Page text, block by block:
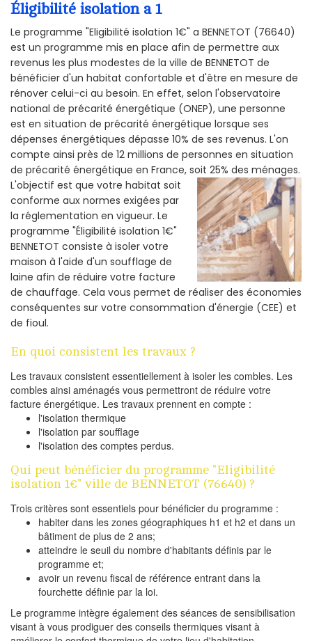
Éligibilité isolation a 1
Le programme "Eligibilité isolation 1€" a BENNETOT (76640)
est un programme mis en place afin de permettre aux
revenus les plus modestes de la ville de BENNETOT de
bénéficier d'un habitat confortable et d'être en mesure de
rénover celui-ci au besoin. En effet, selon l'observatoire
national de précarité énergétique (ONEP), une personne
est en situation de précarité énergétique lorsque ses
dépenses énergétiques dépasse 10% de ses revenus. L'on
compte ainsi près de 12 millions de personnes en situation
de précarité énergétique en France, soit 25% des ménages.
L'objectif est que votre habitat soit
conforme aux normes exigées par
la réglementation en vigueur. Le
programme "Éligibilité isolation 1€"
BENNETOT consiste à isoler votre
maison à l'aide d'un soufflage de
laine afin de réduire votre facture
de chauffage. Cela vous permet de réaliser des économies
conséquentes sur votre consommation d'énergie (CEE) et
de fioul.
En quoi consistent les travaux ?
Les travaux consistent essentiellement à isoler les combles. Les
combles ainsi aménagés vous permettront de réduire votre
facture énergétique. Les travaux prennent en compte :
l'isolation thermique
l'isolation par soufflage
l'isolation des comptes perdus.
Qui peut bénéficier du programme "Eligibilité
isolation 1€" ville de BENNETOT (76640) ?
Trois critères sont essentiels pour bénéficier du programme :
habiter dans les zones géographiques h1 et h2 et dans un
bâtiment de plus de 2 ans;
atteindre le seuil du nombre d'habitants définis par le
programme et;
avoir un revenu fiscal de référence entrant dans la
fourchette définie par la loi.
Le programme intègre également des séances de sensibilisation
visant à vous prodiguer des conseils thermiques visant à